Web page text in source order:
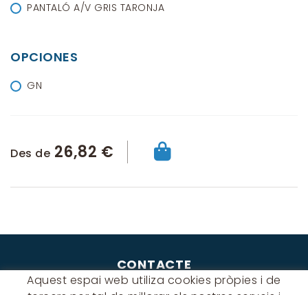
PANTALÓ A/V GRIS TARONJA
OPCIONES
GN
Des de 26,82 €
CONTACTE
Albert Einstein, 54 - 60 - Nave 3
Aquest espai web utiliza cookies pròpies i de